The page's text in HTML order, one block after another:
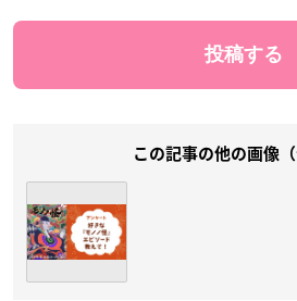
この記事の他の画像（